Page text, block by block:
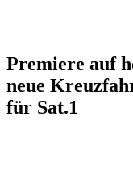
Premiere auf
neue
für Sat.1